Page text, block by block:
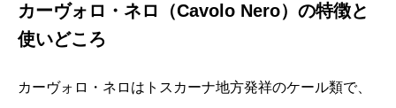
カーヴォロ・ネロ（Cavolo Nero）の特徴と
使いどころ
カーヴォロ・ネロはトスカーナ地方発祥のケール類で、